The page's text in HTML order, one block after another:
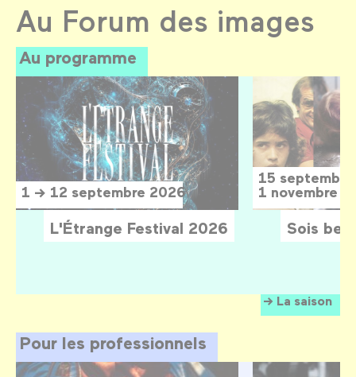
Au Forum des images
Au programme
La saison
1 → 12 septembre 2026
L'Étrange Festival 2026
15
1 novembre
Sois
Pour les professionnels